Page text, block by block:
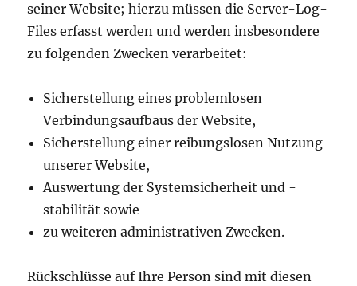
seiner Website; hierzu müssen die Server-Log-
Files erfasst werden und werden insbesondere
zu folgenden Zwecken verarbeitet:
Sicherstellung eines problemlosen
Verbindungsaufbaus der Website,
Sicherstellung einer reibungslosen Nutzung
unserer Website,
Auswertung der Systemsicherheit und -
stabilität sowie
zu weiteren administrativen Zwecken.
Rückschlüsse auf Ihre Person sind mit diesen